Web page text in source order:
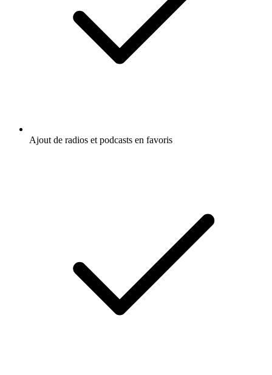
Ajout de radios et podcasts en favoris